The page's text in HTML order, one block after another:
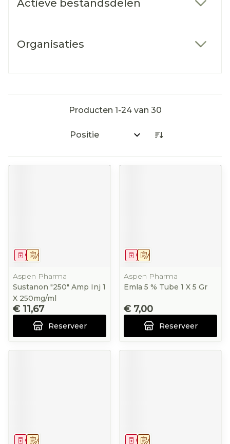
Actieve bestandsdelen
Organisaties
Producten 1-24van 30
Sorteer op:
Op voorschrift
Geneesmiddel
Aspen Pharma
Sustanon "250" Amp Inj 1
X 250mg/ml
€ 11,67
Reserveer
Op voorschrift
Geneesmiddel
Aspen Pharma
Emla 5 % Tube 1 X 5 Gr
€ 7,00
Reserveer
Op voorschrift
Geneesmiddel Op voorschrift
Geneesmiddel